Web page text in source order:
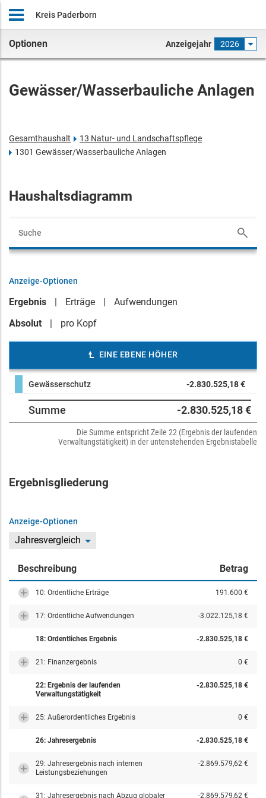
Kreis Paderborn
Optionen Anzeigejahr 2026
Gewässer/Wasserbauliche Anlagen
Gesamthaushalt
13 Natur- und Landschaftspflege
1301 Gewässer/Wasserbauliche Anlagen
Haushaltsdiagramm
Anzeige-Optionen
Ergebnis Erträge
Aufwendungen
Absolut
pro Kopf
EINE EBENE HÖHER
Gewässerschutz -2.830.525,18 €
Summe -2.830.525,18 €
Die Summe entspricht Zeile 22 (Ergebnis der laufenden
Verwaltungstätigkeit) in der untenstehenden Ergebnistabelle
Ergebnisgliederung
Anzeige-Optionen
Jahresvergleich
Beschreibung Betrag
10: Ordentliche Erträge 191.600 €
17: Ordentliche Aufwendungen -3.022.125,18 €
18: Ordentliches Ergebnis -2.830.525,18 €
21: Finanzergebnis 0 €
22: Ergebnis der laufenden
Verwaltungstätigkeit
-2.830.525,18 €
25: Außerordentliches Ergebnis 0 €
26: Jahresergebnis -2.830.525,18 €
29: Jahresergebnis nach internen
Leistungsbeziehungen
-2.869.579,62 €
31: Jahresergebnis nach Abzug globaler -2.869.579,62 €